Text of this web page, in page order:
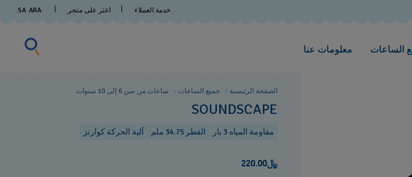
خدمة العملاء اعثر على متجر ARA
SA
الساعات معلومات عنا
البحث
عن
شيء
الصفحة الرئيسية جميع الساعات ساعات من سن 6 إلى 10 سنوات
SOUNDSCAPE
مقاومة المياه 3 بار القطر 34.75 ملم آلية الحركة كوارتز
﷼220.00